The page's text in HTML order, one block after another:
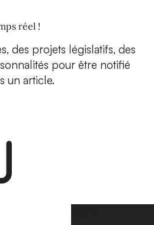
réel !
des projets législatifs, des
pour être notifié
un article.